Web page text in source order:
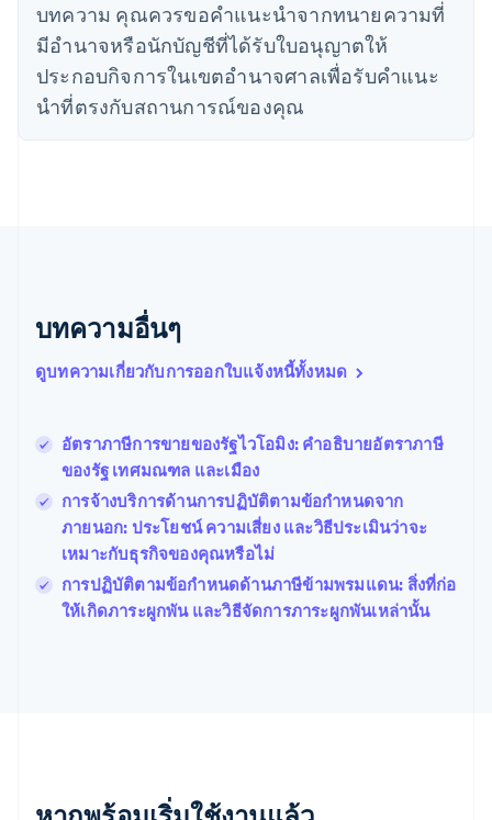
บทความ คุณควรขอคําแนะนําจากทนายความที่
มีอํานาจหรือนักบัญชีที่ได้รับใบอนุญาตให้
ประกอบกิจการในเขตอํานาจศาลเพื่อรับคําแนะ
นําที่ตรงกับสถานการณ์ของคุณ
บทความอื่นๆ
ดูบทความเกี่ยวกับการออกใบแจ้งหนี้ทั้งหมด
อัตราภาษีการขายของรัฐไวโอมิง: คำอธิบายอัตราภาษี
ของรัฐ เทศมณฑล และเมือง
การจ้างบริการด้านการปฏิบัติตามข้อกำหนดจาก
ภายนอก: ประโยชน์ ความเสี่ยง และวิธีประเมินว่าจะ
เหมาะกับธุรกิจของคุณหรือไม่
การปฏิบัติตามข้อกำหนดด้านภาษีข้ามพรมแดน: สิ่งที่ก่อ
ให้เกิดภาระผูกพัน และวิธีจัดการภาระผูกพันเหล่านั้น
ไซปรัส
ญี่ปุ่น
日本語English
เดนมาร์ก
ไทย
บราซิล
บัลแกเรีย
NederlandsFrançaisDeutschEnglish
โปรตุเกส
Português
โปแลนด์
English
ฝรั่งเศส
Français English
ฟินแลนด์
EnglishSvenska
เยอรมนี